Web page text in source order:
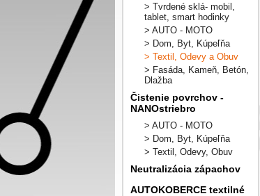
> Tvrdené sklá- mobil,
tablet, smart hodinky
> AUTO - MOTO
> Dom, Byt, Kúpeľňa
> Textil, Odevy a Obuv
> Fasáda, Kameň, Betón,
Dlažba
Čistenie povrchov -
NANOstriebro
> AUTO - MOTO
> Dom, Byt, Kúpeľňa
> Textil, Odevy, Obuv
Neutralizácia zápachov
AUTOKOBERCE textilné